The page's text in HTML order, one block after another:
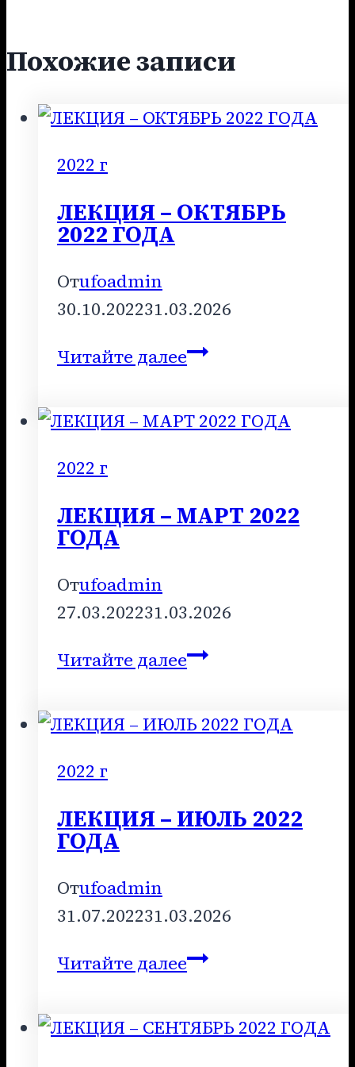
Похожие записи
2022 г
ЛЕКЦИЯ – ОКТЯБРЬ
2022 ГОДА
Отufoadmin
30.10.202231.03.2026
Читайте далееЛЕКЦИЯ
ОКТЯБРЬ
2022
2022 г
ЛЕКЦИЯ – МАРТ 2022
ГОДА
Отufoadmin
27.03.202231.03.2026
Читайте далееЛЕКЦИЯ
МАРТ
2022
2022 г
ЛЕКЦИЯ – ИЮЛЬ 2022
ГОДА
Отufoadmin
31.07.202231.03.2026
Читайте далееЛЕКЦИЯ
ИЮЛЬ
2022